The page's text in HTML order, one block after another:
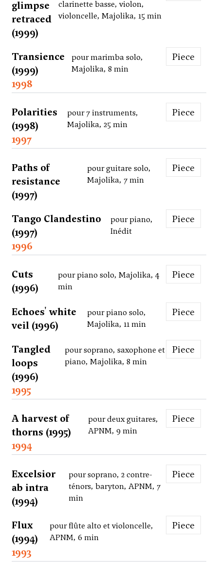
glimpse
retraced
(1999)
clarinette basse, violon,
violoncelle, Majolika, 15 min
Transience
(1999)
pour marimba solo,
Majolika, 8 min
Piece
1998
Polarities
(1998)
pour 7 instruments,
Majolika, 25 min
Piece
1997
Paths of
resistance
(1997)
pour guitare solo,
Majolika, 7 min
Piece
Tango Clandestino
(1997)
pour piano,
Inédit
Piece
1996
Cuts
(1996)
pour piano solo, Majolika, 4
min
Piece
Echoes' white
veil (1996)
pour piano solo,
Majolika, 11 min
Piece
Tangled
loops
(1996)
pour soprano, saxophone et
piano, Majolika, 8 min
Piece
1995
A harvest of
thorns (1995)
pour deux guitares,
APNM, 9 min
Piece
1994
Excelsior
ab intra
(1994)
pour soprano, 2 contre-
ténors, baryton, APNM, 7
min
Piece
Flux
(1994)
pour flûte alto et violoncelle,
APNM, 6 min
Piece
1993